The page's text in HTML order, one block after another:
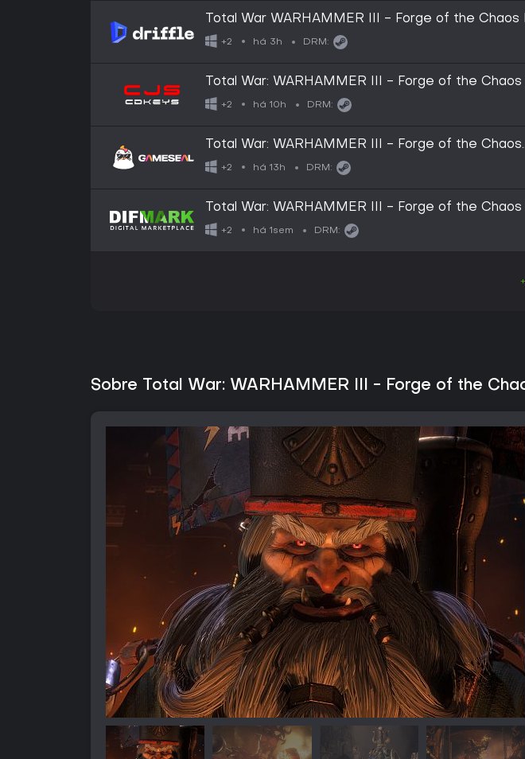
Total War WARHAMMER III - Forge of the Chaos
DLC (Global) (PC / Mac / Linux) - Steam - Digital
+2 há 3h DRM:
Total War: WARHAMMER III - Forge of the
Steam Key: Global (GLOBAL)
+2 há 10h DRM:
Total War: WARHAMMER III - Forge of the Chaos
Dwarfs (DLC) (PC) Steam Key - GLOBAL
+2 há 13h DRM:
Total War: WARHAMMER III - Forge of the
(PC)
+2 há 1sem DRM:
Sobre Total War: WARHAMMER III - Forge of the